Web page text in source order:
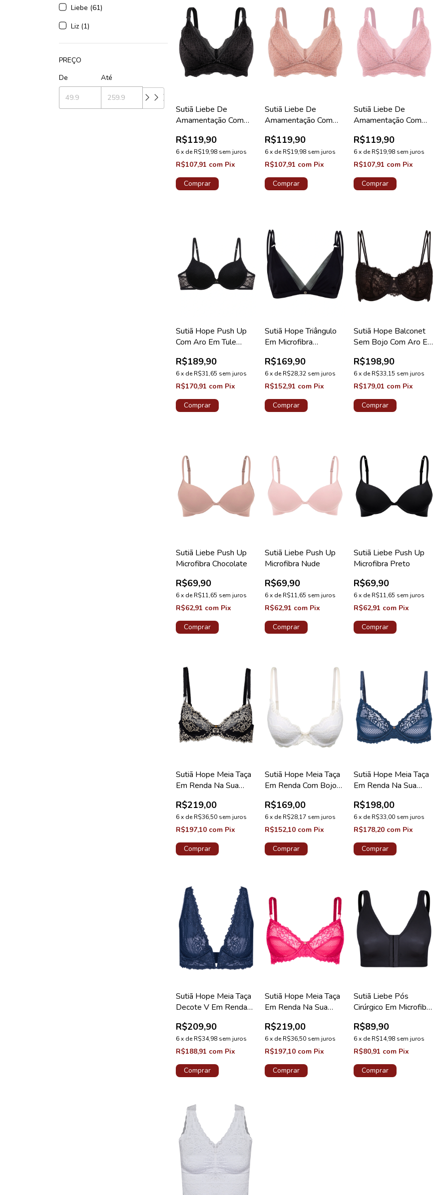
Liebe (61)
Liz (1)
PREÇO
De
Até
Sutiã Liebe De
Amamentação Com
Maternity Preto
R$119,90
6 x deR$19,98 sem juros
R$107,91 com Pix
Comprar
Sutiã Liebe De
Amamentação Com
Maternity Chocolate
R$119,90
6 x deR$19,98 sem juros
R$107,91 com Pix
Comprar
Sutiã Liebe De
Amamentação Com
Maternity Nude
R$119,90
6 x deR$19,98 sem juros
R$107,91 com Pix
Comprar
Sutiã Hope Push Up
Com Aro Em Tule
Coleção Studio
R$189,90
6 x deR$31,65 sem juros
R$170,91 com Pix
Comprar
Sutiã Hope Triângulo
Em Microfibra
Coleção Manhattan
R$169,90
6 x deR$28,32 sem juros
R$152,91 com Pix
Comprar
Sutiã Hope Balconet
Sem Bojo Com Aro Em
Carmem
R$198,90
6 x deR$33,15 sem juros
R$179,01 com Pix
Comprar
Sutiã Liebe Push Up
Microfibra Chocolate
R$69,90
6 x deR$11,65 sem juros
R$62,91 com Pix
Comprar
Sutiã Liebe Push Up
Microfibra Nude
R$69,90
6 x deR$11,65 sem juros
R$62,91 com Pix
Comprar
Sutiã Liebe Push Up
Microfibra Preto
R$69,90
6 x deR$11,65 sem juros
R$62,91 com Pix
Comprar
Sutiã Hope Meia Taça
Em Renda Na Sua
Coleção Valência
R$219,00
6 x deR$36,50 sem juros
R$197,10 com Pix
Comprar
Sutiã Hope Meia Taça
Em Renda Com Bojo
Mistery
R$169,00
6 x deR$28,17 sem juros
R$152,10 com Pix
Comprar
Sutiã Hope Meia Taça
Em Renda Na Sua
Cedro Coleção Valência
R$198,00
6 x deR$33,00 sem juros
R$178,20 com Pix
Comprar
Sutiã Hope Meia Taça
Decote V Em Renda
Valência
R$209,90
6 x deR$34,98 sem juros
R$188,91 com Pix
Comprar
Sutiã Hope Meia Taça
Em Renda Na Sua
Euforia Coleção
Valência
R$219,00
6 x deR$36,50 sem juros
R$197,10 com Pix
Comprar
Sutiã Liebe Pós
Cirúrgico Em Microfibra
R$89,90
6 x deR$14,98 sem juros
R$80,91 com Pix
Comprar